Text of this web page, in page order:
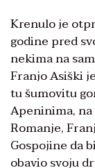
Krenulo je
godine pred
nekima na
Franjo Asiški
tu šumovitu
Apeninima,
Romanje,
Gospojine da
obavio svoju